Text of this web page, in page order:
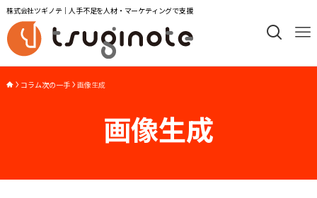
株式会社ツギノテ｜人手不足を人材・マーケティングで支援
コラム次の一手 画像生成
画像生成